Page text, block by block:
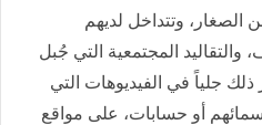
الصغار، وتتداخل لديهم
والتقاليد المجتمعية التي جُبل
ذلك جلياً في الفيديوهات التي
أو حسابات، على مواقع